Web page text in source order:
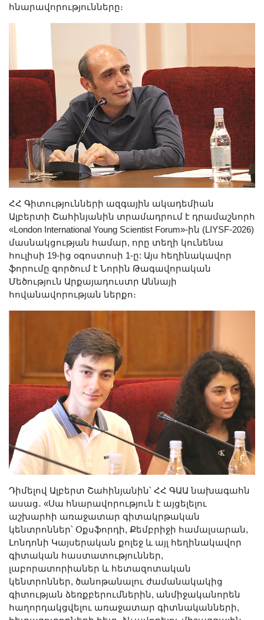
հնարավորությունները։
ՀՀ Գիտությունների ազգային ակադեմիան
Ալբերտի Շահինյանին տրամադրում է դրամաշնորհ
«London International Young Scientist Forum»-ին (LIYSF-2026)
մասնակցության համար, որը տեղի կունենա
հուլիսի 19-ից օգոստոսի 1-ը: Այս հեղինակավոր
ֆորումը գործում է Նորին Թագավորական
Մեծություն Արքայադուստր Աննայի
հովանավորության ներքո։
Դիմելով Ալբերտ Շահինյանին՝ ՀՀ ԳԱԱ նախագահն
ասաց․ «Սա հնարավորություն է այցելելու
աշխարհի առաջատար գիտակրթական
կենտրոններ՝ Օքսֆորդի, Քեմբրիջի համալսարան,
Լոնդոնի Կայսերական քոլեջ և այլ հեղինակավոր
գիտական հաստատություններ,
լաբորատորիաներ և հետազոտական
կենտրոններ, ծանոթանալու ժամանակակից
գիտության ձեռքբերումներին, անմիջականորեն
հաղորդակցվելու առաջատար գիտնականների,